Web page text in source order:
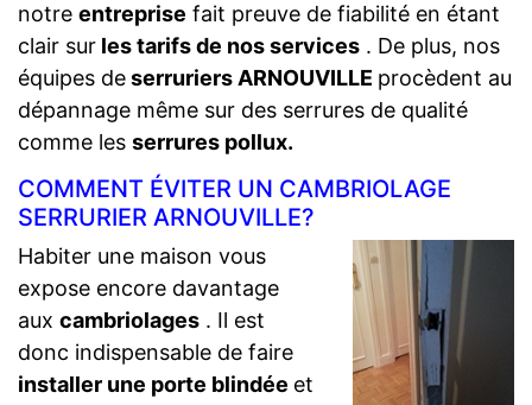
notre entreprise fait preuve de fiabilité en étant
clair sur les tarifs de nos services . De plus, nos
équipes deserruriers ARNOUVILLE procèdent au
dépannage même sur des serrures de qualité
comme les serrures pollux.
COMMENT ÉVITER UN CAMBRIOLAGE
SERRURIER ARNOUVILLE?
Habiter une maison vous
expose encore davantage
aux cambriolages . Il est
donc indispensable de faire
installer une porte blindée et